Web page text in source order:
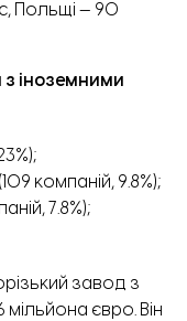
Польщі — 90
з іноземними
компаній, 9.8%);
7.8%);
завод з
мільйона євро. Він